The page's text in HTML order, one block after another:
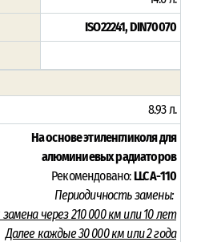
ISO22241, DIN70070
8.93 л.
На основе этиленгликоля для
алюминиевых радиаторов
Рекомендовано:LLC A-110
Периодичность замены:
через 210 000 км или 10 лет
Далее каждые 30 000 км или 2 года